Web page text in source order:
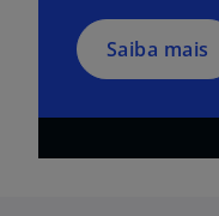
Saiba mais